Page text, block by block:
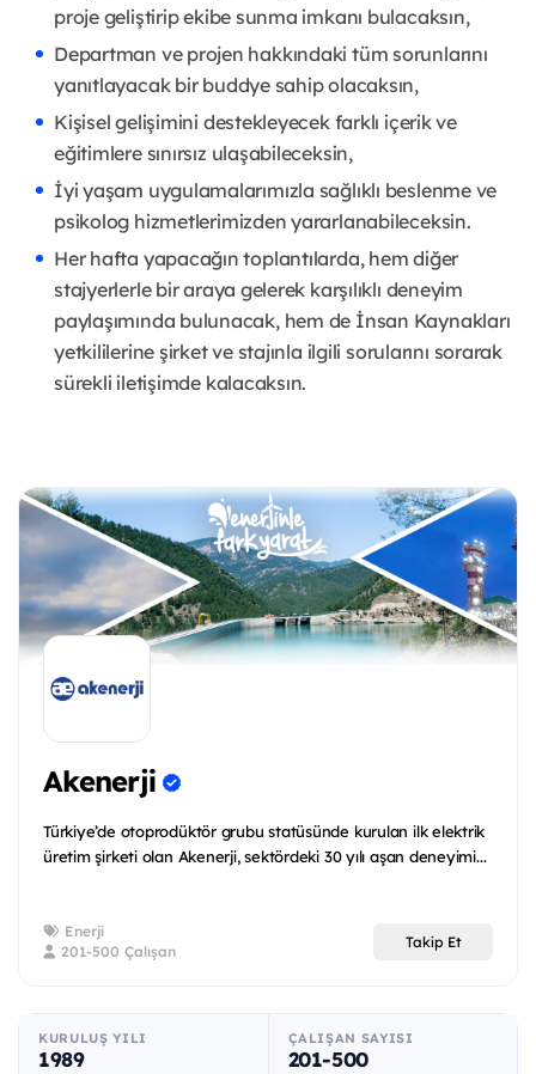
proje geliştirip ekibe sunma imkanı bulacaksın,
Departman ve projen hakkındaki tüm sorunlarını
yanıtlayacak bir buddye sahip olacaksın,
Kişisel gelişimini destekleyecek farklı içerik ve
eğitimlere sınırsız ulaşabileceksin,
İyi yaşam uygulamalarımızla sağlıklı beslenme ve
psikolog hizmetlerimizden yararlanabileceksin.
Her hafta yapacağın toplantılarda, hem diğer
stajyerlerle bir araya gelerek karşılıklı deneyim
paylaşımında bulunacak, hem de İnsan Kaynakları
yetkililerine şirket ve stajınla ilgili sorularını sorarak
sürekli iletişimde kalacaksın.
Akenerji
Türkiye’de otoprodüktör grubu statüsünde kurulan ilk elektrik
üretim şirketi olan Akenerji, sektördeki 30 yılı aşan deneyimi...
Enerji
201-500 Çalışan
Takip Et
KURULUŞ YILI
1989
ÇALIŞAN SAYISI
201-500